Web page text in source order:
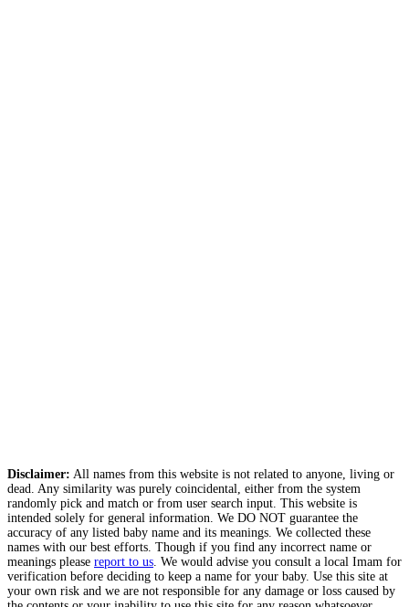
Disclaimer: All names from this website is not related to anyone, living or
dead. Any similarity was purely coincidental, either from the system
randomly pick and match or from user search input. This website is
intended solely for general information. We DO NOT guarantee the
accuracy of any listed baby name and its meanings. We collected these
names with our best efforts. Though if you find any incorrect name or
meanings please report to us . We would advise you consult a local Imam for
verification before deciding to keep a name for your baby. Use this site at
your own risk and we are not responsible for any damage or loss caused by